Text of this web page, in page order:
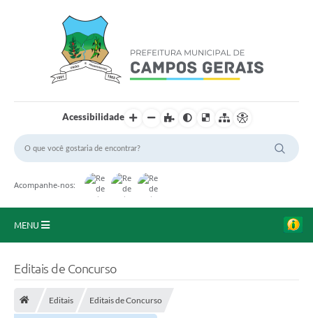
Acessibilidade
Acompanhe-nos:
MENU
Editais de Concurso
Editais Editais de Concurso